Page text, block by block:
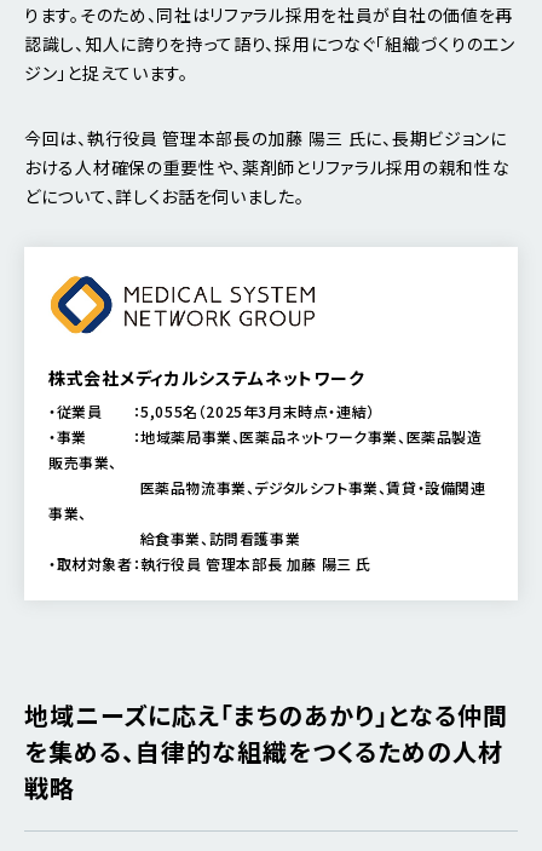
ります。そのため、同社はリファラル採用を社員が自社の価値を再
認識し、知人に誇りを持って語り、採用につなぐ「組織づくりのエン
ジン」と捉えています。
今回は、執行役員 管理本部長の加藤 陽三 氏に、長期ビジョンに
おける人材確保の重要性や、薬剤師とリファラル採用の親和性な
どについて、詳しくお話を伺いました。
株式会社メディカルシステムネットワーク
・従業員 ：5,055名（2025年3月末時点・連結）
・事業 ：地域薬局事業、医薬品ネットワーク事業、医薬品製造
販売事業、
医薬品物流事業、デジタルシフト事業、賃貸・設備関連
事業、
給食事業、訪問看護事業
・取材対象者：執行役員 管理本部長 加藤 陽三 氏
地域ニーズに応え「まちのあかり」となる仲間
を集める、自律的な組織をつくるための人材
戦略